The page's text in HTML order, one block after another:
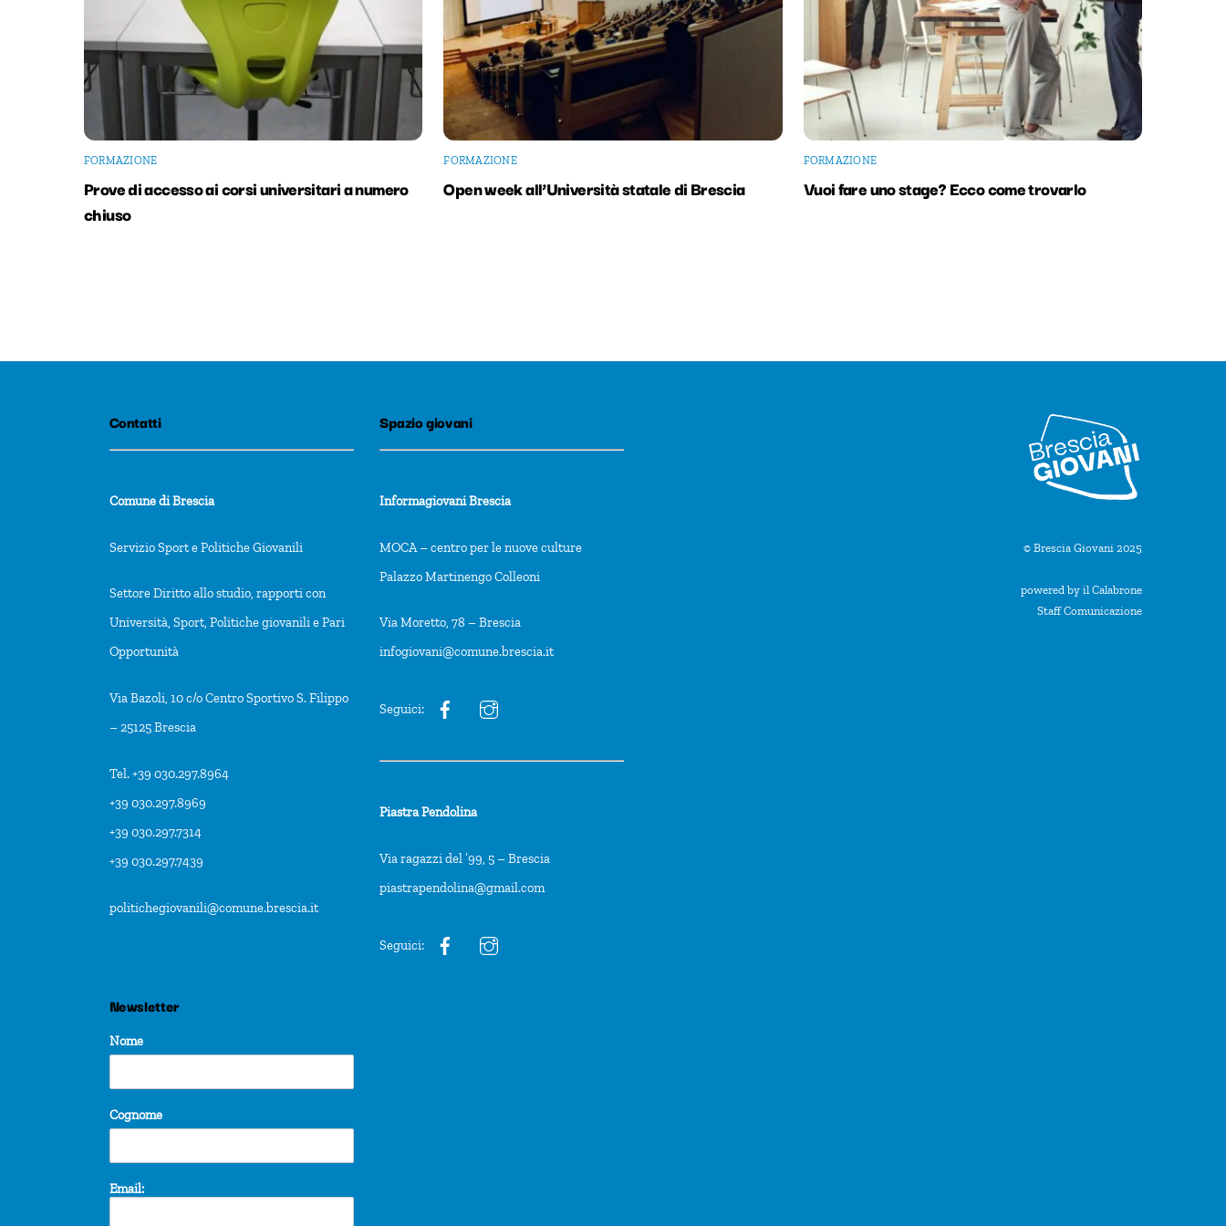
FORMAZIONE
Prove di accesso ai corsi universitari a numero
chiuso
FORMAZIONE
Open week all’Università statale di Brescia
FORMAZIONE
Vuoi fare uno stage? Ecco come trovarlo
© Brescia Giovani 2025
powered by il Calabrone
Staff Comunicazione
Contatti
Comune di Brescia
Servizio Sport e Politiche Giovanili
Settore Diritto allo studio, rapporti con
Università, Sport, Politiche giovanili e Pari
Opportunità
Via Bazoli, 10 c/o Centro Sportivo S. Filippo
– 25125 Brescia
Tel. +39 030.297.8964
+39 030.297.8969
+39 030.297.7314
+39 030.297.7439
politichegiovanili@comune.brescia.it
Spazio giovani
Informagiovani Brescia
MOCA – centro per le nuove culture
Palazzo Martinengo Colleoni
Via Moretto, 78 – Brescia
infogiovani@comune.brescia.it
Seguici:
Piastra Pendolina
Via ragazzi del ’99, 5 – Brescia
piastrapendolina@gmail.com
Seguici:
Newsletter
Nome
Cognome
Email: